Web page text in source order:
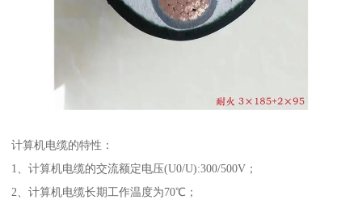
计算机电缆的特性：
1、计算机电缆的交流额定电压(U0/U):300/500V；
2、计算机电缆长期工作温度为70℃；